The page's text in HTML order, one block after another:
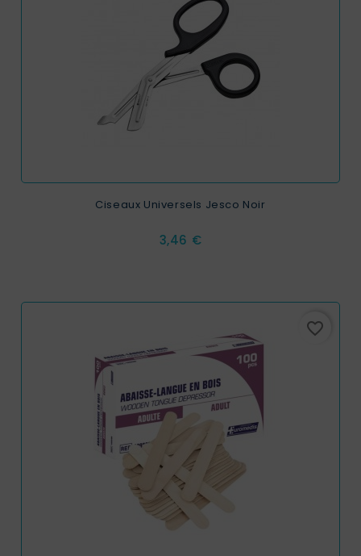
Ciseaux Universels Jesco Noir
Prix
3,46 €
favorite_border